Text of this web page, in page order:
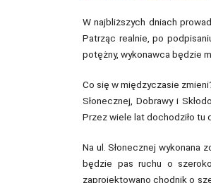
W najbliższych dniach
Patrząc realnie, po
potężny, wykonawca będzie
Co się w międzyczasie
Słonecznej, Dobrawy i
Przez wiele lat dochodziło tu
Na ul. Słonecznej wykonana
będzie pas ruchu o
zaprojektowano chodnik o